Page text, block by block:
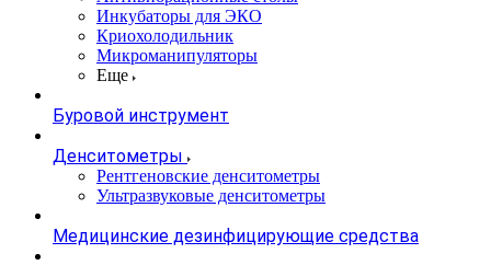
Инкубаторы для ЭКО
Криохолодильник
Микроманипуляторы
Еще
Буровой инструмент
Денситометры
Рентгеновские денситометры
Ультразвуковые денситометры
Медицинские дезинфицирующие средства